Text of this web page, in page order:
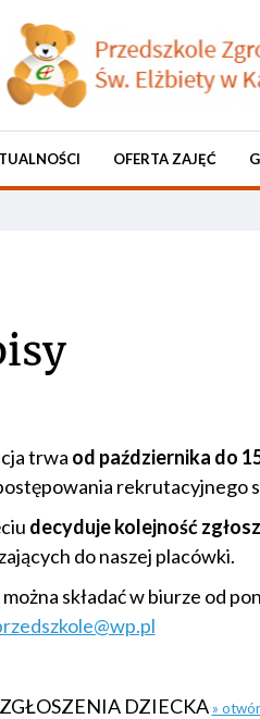
OFERTA ZAJĘĆ
trwa od października do
rekrutacyjnego
decyduje kolejność
do naszej placówki.
składać w biurze od
DZIECKA»